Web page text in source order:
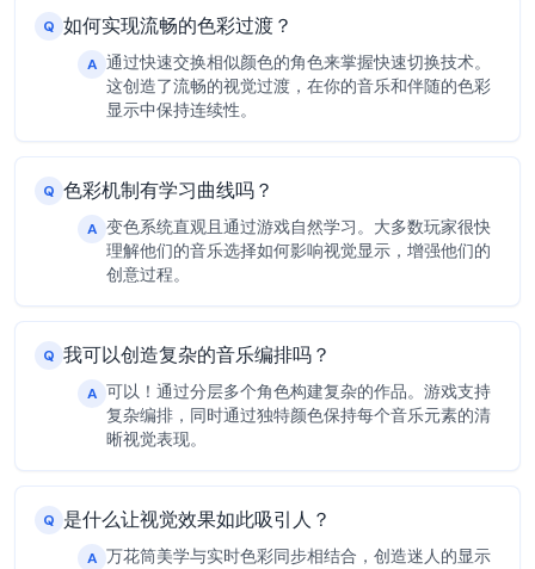
Q 如何实现流畅的色彩过渡？
A 通过快速交换相似颜色的角色来掌握快速切换技术。
这创造了流畅的视觉过渡，在你的音乐和伴随的色彩
显示中保持连续性。
Q 色彩机制有学习曲线吗？
A 变色系统直观且通过游戏自然学习。大多数玩家很快
理解他们的音乐选择如何影响视觉显示，增强他们的
创意过程。
Q 我可以创造复杂的音乐编排吗？
A 可以！通过分层多个角色构建复杂的作品。游戏支持
复杂编排，同时通过独特颜色保持每个音乐元素的清
晰视觉表现。
Q 是什么让视觉效果如此吸引人？
A 万花筒美学与实时色彩同步相结合，创造迷人的显示